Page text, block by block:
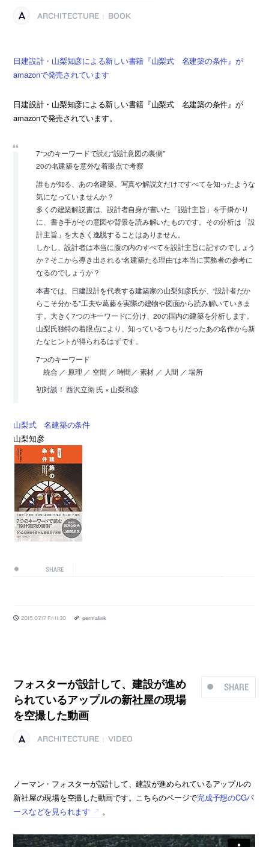
ARCHITECTURE BOOK
日建設計・山梨知彦による新しい書籍『山梨式 名建築の条件』が
amazonで発売されています
日建設計・山梨知彦による新しい書籍『山梨式 名建築の条件』が
amazonで発売されています。
7つのキーワードで読む“設計意図の裏側”
20の名建築を意外な着眼点で考察
誰もが知る、あの名建築。写真や解説文だけですべてを知ったような
気になっていませんか？
多くの建築解説書は、設計者自身が書いた「設計主旨」を手掛かり
に、書き手がその意図や背景を読み解いたものです。その分析は「設
計主旨」を大きく逸脱することはありません。
しかし、設計者は本当に腹の内のすべてを設計主旨に記すのでしょう
か？そこから導き出される“名建築たる理由”は本当に実務者の参考に
なるのでしょうか？
本書では、日建設計を代表する建築家の山梨知彦氏が、“設計者だか
らこそ分かる”工夫や葛藤を実際の建物や図面から読み解いていきま
す。大きく7つのキーワードに分け、20の国内の建築を分析します。
山梨氏独特の着眼点により、知っているつもりだったあの名作から新
たなヒントが得られるはずです。
7つのキーワード
統合 ／ 原理 ／ 空間 ／ 時間／ 素材 ／ 人間 ／ 場所
初対談！ 西沢立衛 氏 × 山梨和彦
山梨式 名建築の条件
山梨知彦
SHARE
2015.07.17 Fri 11:30 permalink
SHARE
フォスターが設計して、建設が進め
られているアップルの新社屋の現場
を空撮した動画
ARCHITECTURE VIDEO
ノーマン・フォスターが設計して、建設が進められているアップルの
新社屋の現場を空撮した動画です。こちらのページで完成予想のCGパ
ースなどを見られます
。